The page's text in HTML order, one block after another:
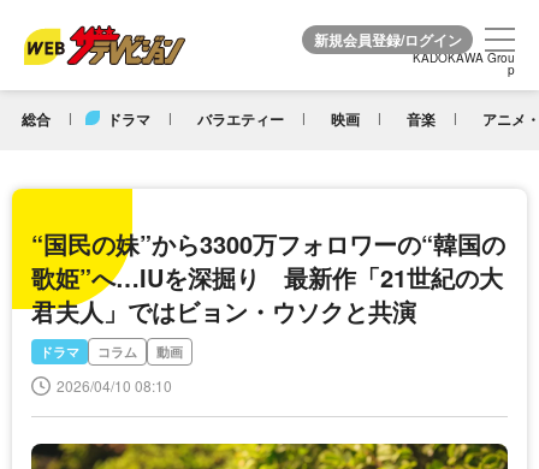
KADOKAWA Grou
p
総合 ドラマ バラエティー 映画 音楽 アニメ
KADOKAWA Grou
p
“国民の妹”から3300万フォロワーの“韓国の
歌姫”へ…IUを深掘り 最新作「21世紀の大
君夫人」ではビョン・ウソクと共演
ドラマ コラム 動画
2026/04/10 08:10